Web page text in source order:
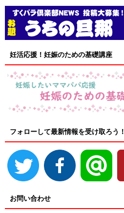
妊活応援！妊娠のための基礎講座
フォローして最新情報を受け取ろう！
お問い合わせ